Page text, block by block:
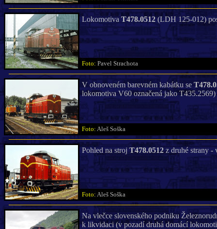
Lokomotiva T478.0512(LDH 125-012)
Foto: Pavel Strachota
V obnoveném barevném kabátku se
lokomotiva V60 označená jako
Foto: Aleš Soška
Pohled na stroj T478.0512z druhé strany -
Foto: Aleš Soška
Na vlečce slovenského podniku
k likvidaci (v pozadí druhá domácí